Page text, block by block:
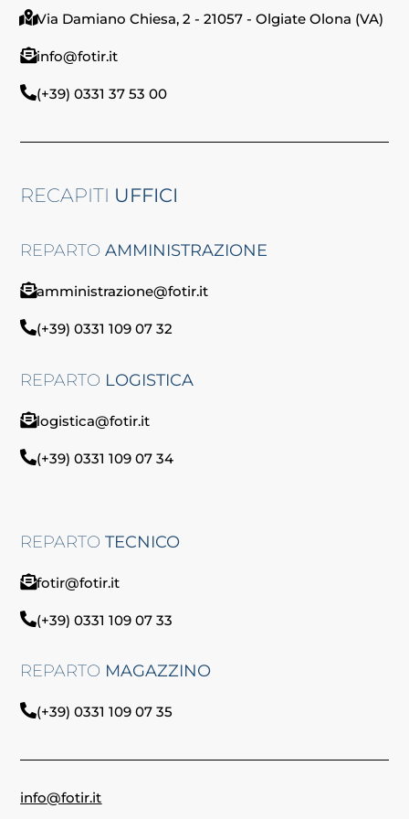
Via Damiano Chiesa, 2 - 21057 - Olgiate Olona (VA)
info@fotir.it
(+39) 0331 37 53 00
RECAPITI UFFICI
REPARTOAMMINISTRAZIONE
amministrazione@fotir.it
(+39) 0331 109 07 32
REPARTO LOGISTICA
logistica@fotir.it
(+39) 0331 109 07 34
REPARTOTECNICO
fotir@fotir.it
(+39) 0331 109 07 33
REPARTO MAGAZZINO
(+39) 0331 109 07 35
info@fotir.it